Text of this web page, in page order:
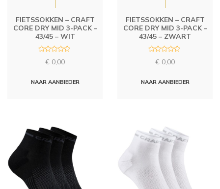
FIETSSOKKEN – CRAFT
CORE DRY MID 3-PACK –
43/45 – WIT
d
€ 0,00
NAAR AANBIEDER
FIETSSOKKEN – CRAFT
CORE DRY MID 3-PACK –
43/45 – ZWART
d
€ 0,00
NAAR AANBIEDER